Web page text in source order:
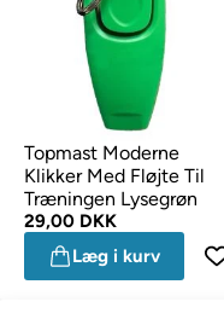
Topmast Moderne
Klikker Med Fløjte Til
Træningen Lysegrøn
29,00 DKK
Læg i kurv